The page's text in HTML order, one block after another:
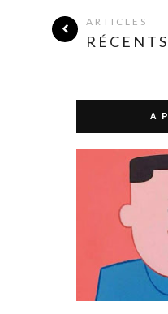
ARTICLES
RÉCENTS
A